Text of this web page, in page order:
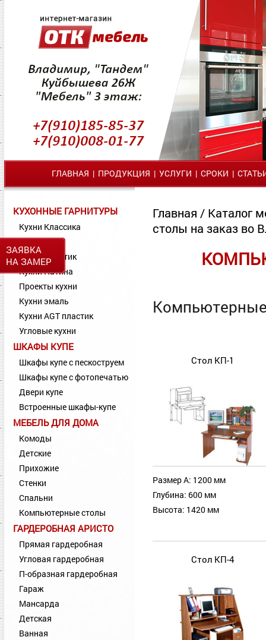
ЗАЯВКА
НА ЗАМЕР
ГЛАВНАЯ | ПРОДУКЦИЯ | УСЛУГИ | СРОКИ |
КУХОННЫЕ ГАРНИТУРЫ
Кухни Классика
Кухни МДФ
Кухни Пластик
Кухни Патина
Проекты кухни
Кухни эмаль
Кухни AGT пластик
Угловые кухни
ШКАФЫ КУПЕ
Шкафы купе с пескоструем
Шкафы купе с фотопечатью
Двери купе
Встроенные шкафы-купе
МЕБЕЛЬ ДЛЯ ДОМА
Комоды
Детские
Прихожие
Стенки
Спальни
Компьютерные столы
ГАРДЕРОБНАЯ АРИСТО
Прямая гардеробная
Угловая гардеробная
П-образная гардеробная
Гараж
Мансарда
Детская
Ванная
Главная / Каталог
столы на заказ во
Стол КП-1
Размер А: 1200 мм
Глубина: 600 мм
Высота: 1420 мм
Стол КП-4